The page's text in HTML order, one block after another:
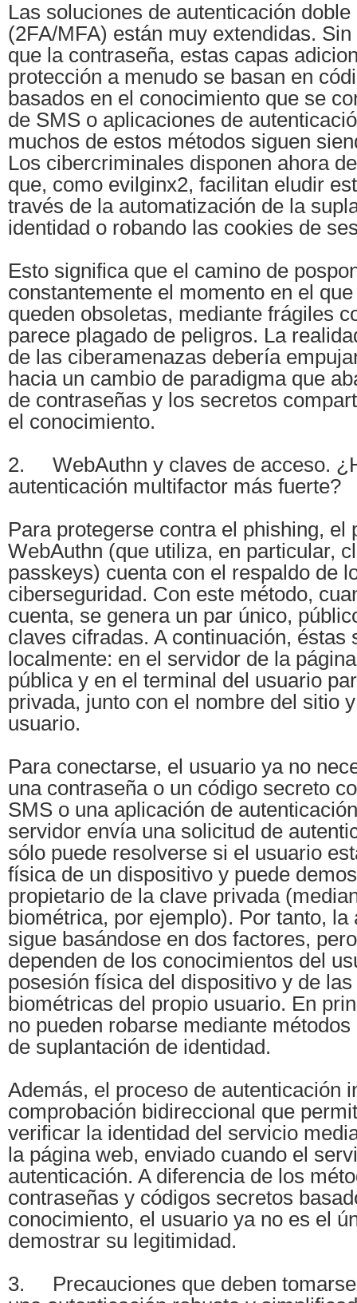
Las soluciones de autenticación
(2FA/MFA) están muy extendidas.
que la contraseña, estas capas
protección a menudo se basan en
basados en el conocimiento que se
de SMS o aplicaciones de
muchos de estos métodos siguen
Los cibercriminales disponen ahora
que, como evilginx2, facilitan eludir
través de la automatización de la
identidad o robando las cookies de
Esto significa que el camino de
constantemente el momento en el
queden obsoletas, mediante frágiles
parece plagado de peligros. La
de las ciberamenazas debería
hacia un cambio de paradigma que
de contraseñas y los secretos
el conocimiento.
2. WebAuthn y claves de acceso.
autenticación multifactor más fuerte?
Para protegerse contra el phishing, el
WebAuthn (que utiliza, en particular,
passkeys) cuenta con el respaldo de
ciberseguridad. Con este método,
cuenta, se genera un par único,
claves cifradas. A continuación, éstas
localmente: en el servidor de la
pública y en el terminal del usuario
privada, junto con el nombre del sitio
usuario.
Para conectarse, el usuario ya no
una contraseña o un código secreto
SMS o una aplicación de
servidor envía una solicitud de
sólo puede resolverse si el usuario
física de un dispositivo y puede
propietario de la clave privada
biométrica, por ejemplo). Por tanto, la
sigue basándose en dos factores,
dependen de los conocimientos del
posesión física del dispositivo y de
biométricas del propio usuario. En
no pueden robarse mediante
de suplantación de identidad.
Además, el proceso de autenticación
comprobación bidireccional que
verificar la identidad del servicio
la página web, enviado cuando el
autenticación. A diferencia de los
contraseñas y códigos secretos
conocimiento, el usuario ya no es el
demostrar su legitimidad.
3. Precauciones que deben